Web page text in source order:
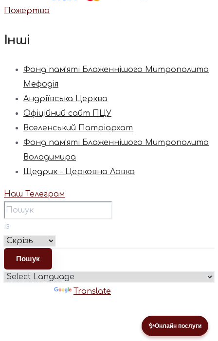
✨Онлайн послуги
Пожертва
Інші
Фонд пам’яті Блаженнішого Митрополита
Мефодія
Андріївська Церква
Офіційний сайт ПЦУ
Вселенський Патріархат
Фонд пам’яті Блаженнішого Митрополита
Володимира
Щедрик – Церковна Лавка
Наш Телеграм
із
Translate